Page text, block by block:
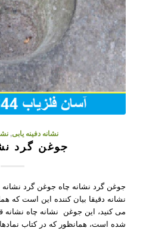
نشانه دفینه یابی,
جوغن گرد
جوغن گرد نشانه چاه جوغن گرد
نشانه دقیقا بیان کننده این است که
می کنید، این جوغن نشانه چاه نشانه
شده است، همانظور که در کتاب